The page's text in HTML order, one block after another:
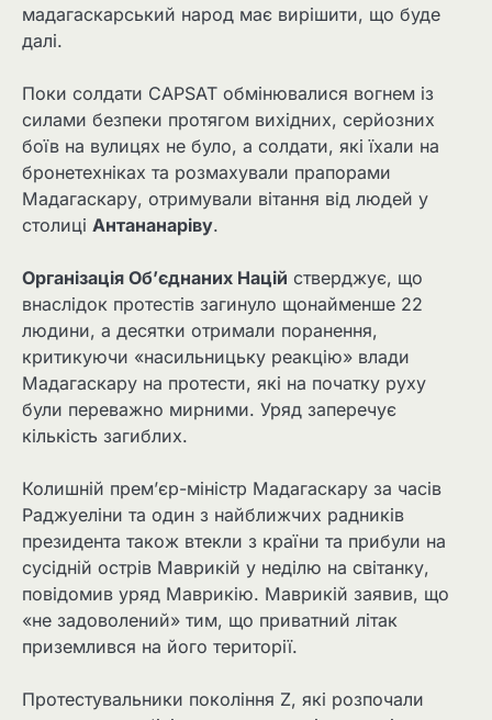
мадагаскарський народ має вирішити, що буде
далі.
Поки солдати CAPSAT обмінювалися вогнем із
силами безпеки протягом вихідних, серйозних
боїв на вулицях не було, а солдати, які їхали на
бронетехніках та розмахували прапорами
Мадагаскару, отримували вітання від людей у ​​
столиці Антананаріву.
Організація Об’єднаних Націй стверджує, що
внаслідок протестів загинуло щонайменше 22
людини, а десятки отримали поранення,
критикуючи «насильницьку реакцію» влади
Мадагаскару на протести, які на початку руху
були переважно мирними. Уряд заперечує
кількість загиблих.
Колишній прем’єр-міністр Мадагаскару за часів
Раджуеліни та один з найближчих радників
президента також втекли з країни та прибули на
сусідній острів Маврикій у неділю на світанку,
повідомив уряд Маврикію. Маврикій заявив, що
«не задоволений» тим, що приватний літак
приземлився на його території.
Протестувальники покоління Z, які розпочали